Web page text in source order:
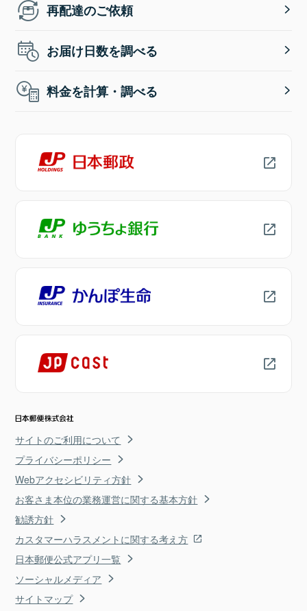
再配達のご依頼
お届け日数を調べる
料金を計算・調べる
サイトのご利用について
プライバシーポリシー
Webアクセシビリティ方針
お客さま本位の業務運営に関する基本方針
勧誘方針
カスタマーハラスメントに関する考え方
日本郵便公式アプリ一覧
ソーシャルメディア
サイトマップ